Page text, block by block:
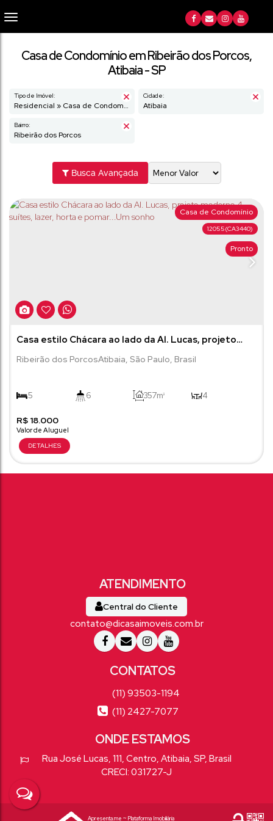
Casa de Condomínio em Ribeirão dos Porcos,
Atibaia - SP
Tipo de Imóvel:
Residencial » Casa de Condomínio
Cidade:
Atibaia
Bairro:
Ribeirão dos Porcos
Busca Avançada
12055(CA3440)
Casa de Condomínio
Pronto
Casa estilo Chácara ao lado da Al. Lucas, projeto
moderno 4 suítes, lazer, horta e pomar...Um sonho
R$ 18.000
Ribeirão dos PorcosAtibaia, São Paulo, Brasil
5 6 357m² 4
4
Central do Cliente
contato@dicasaimoveis.com.br
(11) 93503-1194
(11) 2427-7077
Rua José Lucas, 111, Centro, Atibaia, SP, Brasil
CRECI: 031727-J
Apresenta.me ~ Plataforma Imobiliária